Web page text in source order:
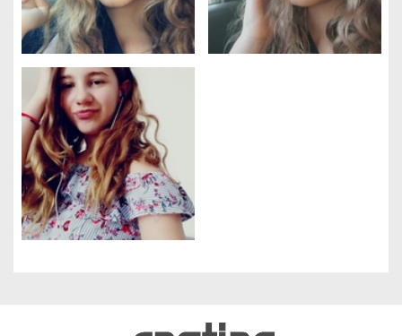
Gestion des cookies
Nous utilisons des cookies qui facilitent l'utilisation du site,
améliorent la performance et la sécurité du site internet.
Faites-nous part de vos préférences de cookies pour chaque